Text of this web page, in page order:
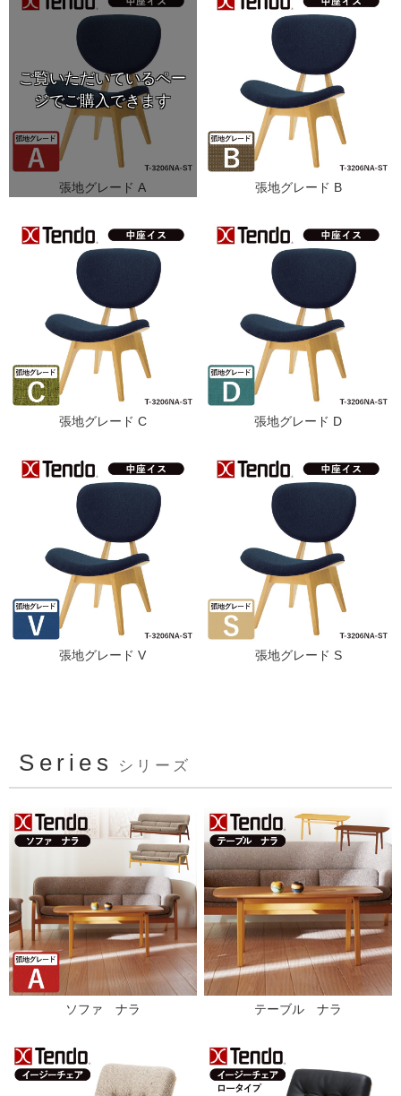
張地グレード A 張地グレード B
張地グレード C 張地グレード D
張地グレード V 張地グレード S
Series シリーズ
ソファ ナラ テーブル ナラ